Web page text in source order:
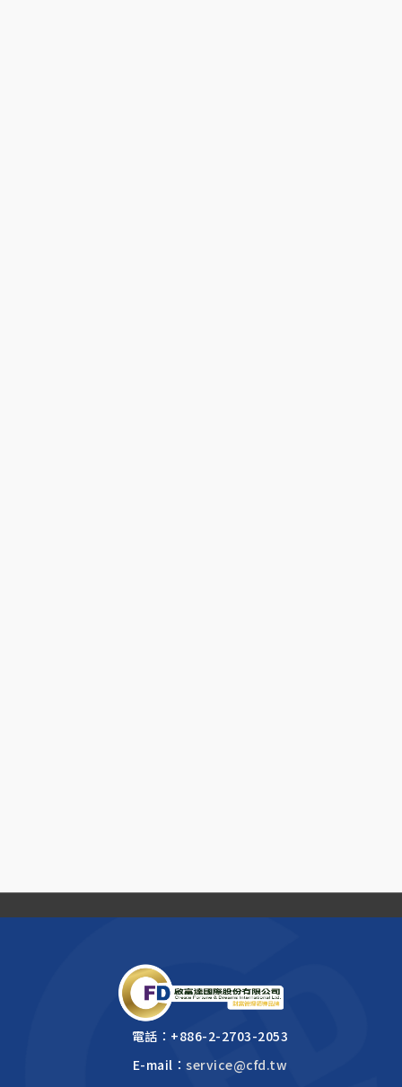
電話： +886-2-2703-2053
E-mail：service@cfd.tw